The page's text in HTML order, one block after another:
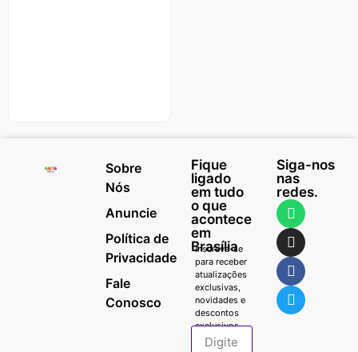
Sobre
Nós
Anuncie
Política de
Privacidade
Fale
Conosco
Fique
ligado
em tudo
o que
acontece
em
Brasília
Inscreva-se
para receber
atualizações
exclusivas,
novidades e
descontos
exclusivos.
Siga-nos
nas
redes.